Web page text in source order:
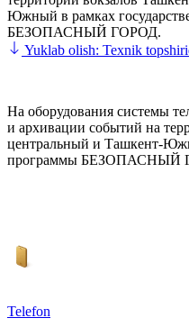
Южный в рамках
БЕЗОПАСНЫЙ ГОРОД.
Yuklab olish: Texnik
На оборудования системы
и архивации событий на
центральный и Ташкент-
программы БЕЗОПАСНЫЙ
Telefon